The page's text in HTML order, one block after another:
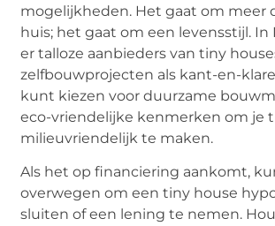
mogelijkheden. Het gaat om meer
huis; het gaat om een levensstijl. In
er talloze aanbieders van tiny
zelfbouwprojecten als kant-en-
kunt kiezen voor duurzame
eco-vriendelijke kenmerken om je
milieuvriendelijk te maken.
Als het op financiering aankomt,
overwegen om een tiny house
sluiten of een lening te nemen.